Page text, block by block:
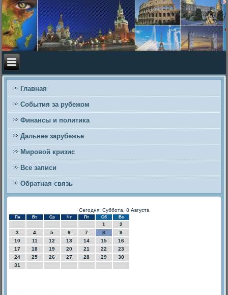
Главная
События за рубежом
Финансы и политика
Дальнее зарубежье
Мировой кризис
Все записи
Обратная связь
Сегодня: Суббота, 8 Августа
Пн Вт Ср Чт Пт Сб Вс
1
2
3
4 5 6 7 8
9
10
11 12 13 14 15
16
17
18 19 20 21 22
23
24
25 26 27 28 29
30
31